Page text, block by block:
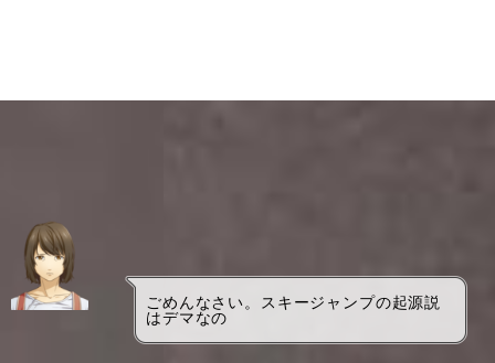
ごめんなさい。スキージャンプの起源説
はデマなの